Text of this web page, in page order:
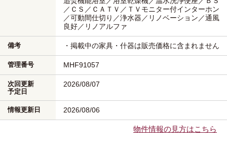
／ＣＳ／ＣＡＴＶ／ＴＶモニター付インターホン
／可動間仕切り／浄水器／リノベーション／通風
良好／リノアルファ
備考 ・掲載中の家具・什器は販売価格に含まれません
管理番号 MHF91057
次回更新
予定日
2026/08/07
情報更新日 2026/08/06
物件情報の見方はこちら